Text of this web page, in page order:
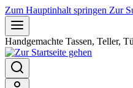
Zum Hauptinhalt springen Zur
Handgemachte Tassen, Teller,